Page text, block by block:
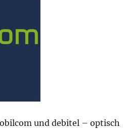
und debitel – optisch